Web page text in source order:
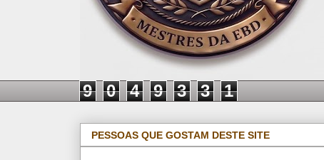
9 0 4 9 3 3 1
PESSOAS QUE GOSTAM DESTE SITE